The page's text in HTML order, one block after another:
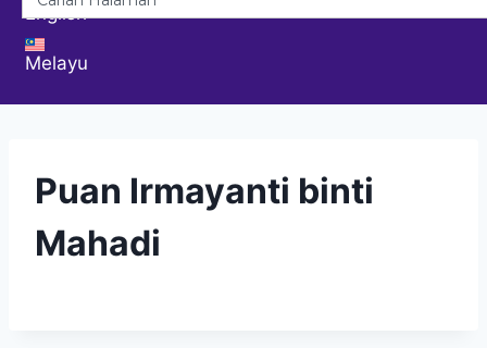
English
Melayu
Puan Irmayanti binti
Mahadi